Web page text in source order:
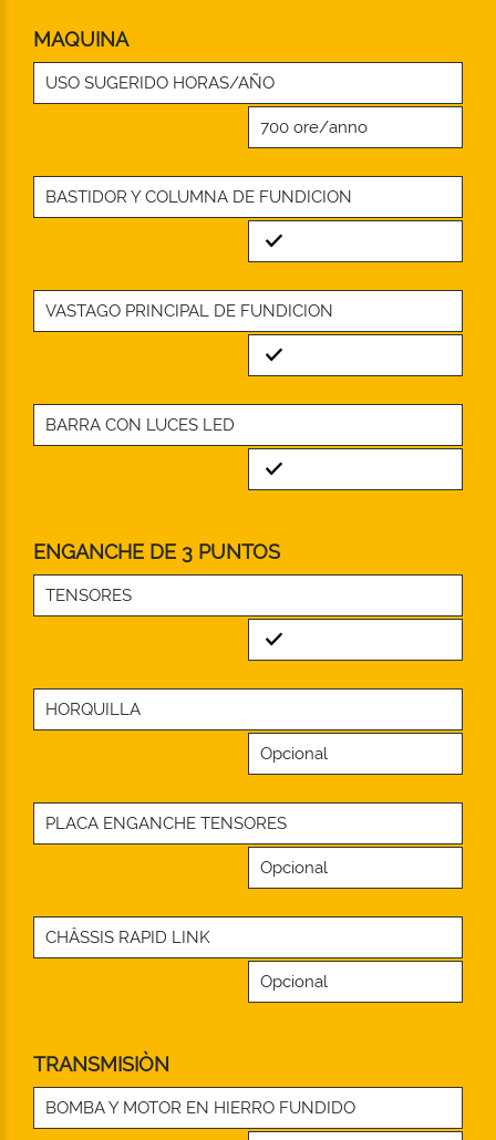
MAQUINA
USO SUGERIDO HORAS/AÑO
700 ore/anno
BASTIDOR Y COLUMNA DE FUNDICION
Standard
VASTAGO PRINCIPAL DE FUNDICION
Standard
BARRA CON LUCES LED
Standard
ENGANCHE DE 3 PUNTOS
TENSORES
Standard
HORQUILLA
Opcional
PLACA ENGANCHE TENSORES
Opcional
CHÂSSIS RAPID LINK
Opcional
TRANSMISIÒN
BOMBA Y MOTOR EN HIERRO FUNDIDO